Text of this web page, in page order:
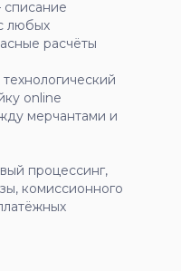
любых
расчёты
online
мерчантами и
процессинг,
комиссионного